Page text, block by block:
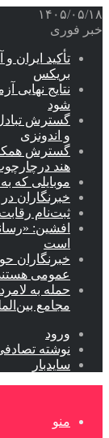
۱۴۰۵/۰۵/۱۸
خبر فوری
تأکید ایران
بریکس
شود
گسترش
و اندونزی
گسترش
هند
موبایلی که
خبرنگاران
ثبت‌نام رقابت
افشین:
است
خبرنگاران
عمومی
حمله به
مجامع
ورود
نوشته
سایدبار
منو